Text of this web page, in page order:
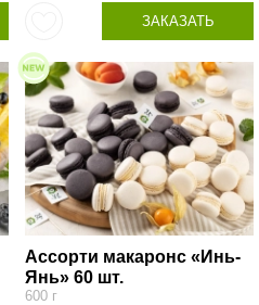
ЗАКАЗАТЬ
Ассорти макаронс «Инь-
Янь» 60 шт.
600 г